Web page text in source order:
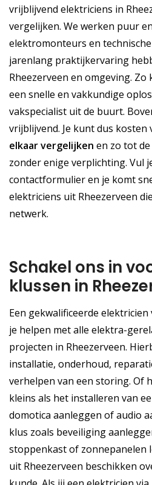
vrijblijvend elektriciens in
vergelijken. We werken puur
elektromonteurs en
jarenlang praktijkervaring
Rheezerveen en omgeving.
een snelle en vakkundige
vakspecialist uit de buurt.
vrijblijvend. Je kunt dus kosten
elkaar vergelijken en zo tot
zonder enige verplichting. Vul
contactformulier en je komt
elektriciens uit Rheezerveen
netwerk.
Schakel ons in
klussen in
Een gekwalificeerde elektricien
je helpen met alle elektra-
projecten in Rheezerveen.
installatie, onderhoud,
verhelpen van een storing. Of
kleins als het installeren van
domotica aanleggen of audio
klus zoals beveiliging
stoppenkast of zonnepanelen
uit Rheezerveen beschikken